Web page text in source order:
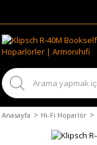
Anasayfa Hi-Fi Hoparlör